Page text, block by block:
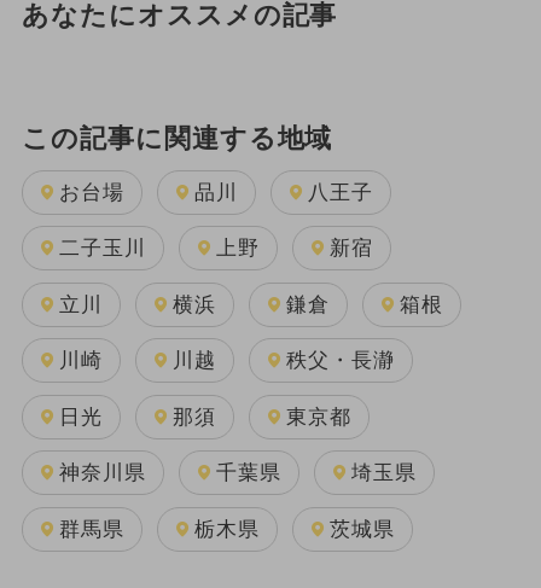
あなたにオススメの記事
この記事に関連する地域
お台場 品川 八王子
二子玉川 上野 新宿
立川 横浜 鎌倉 箱根
川崎 川越 秩父・長瀞
日光 那須 東京都
神奈川県 千葉県 埼玉県
群馬県 栃木県 茨城県